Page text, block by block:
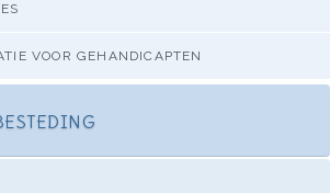
VOOR GEHANDICAPTEN